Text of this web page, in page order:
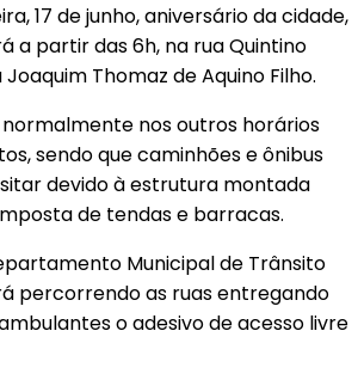
17 de junho, aniversário da cidade,
a partir das 6h, na rua Quintino
Joaquim Thomaz de Aquino Filho.
nos outros horários
sendo que caminhões e ônibus
devido à estrutura montada
de tendas e barracas.
Municipal de Trânsito
percorrendo as ruas entregando
o adesivo de acesso livre